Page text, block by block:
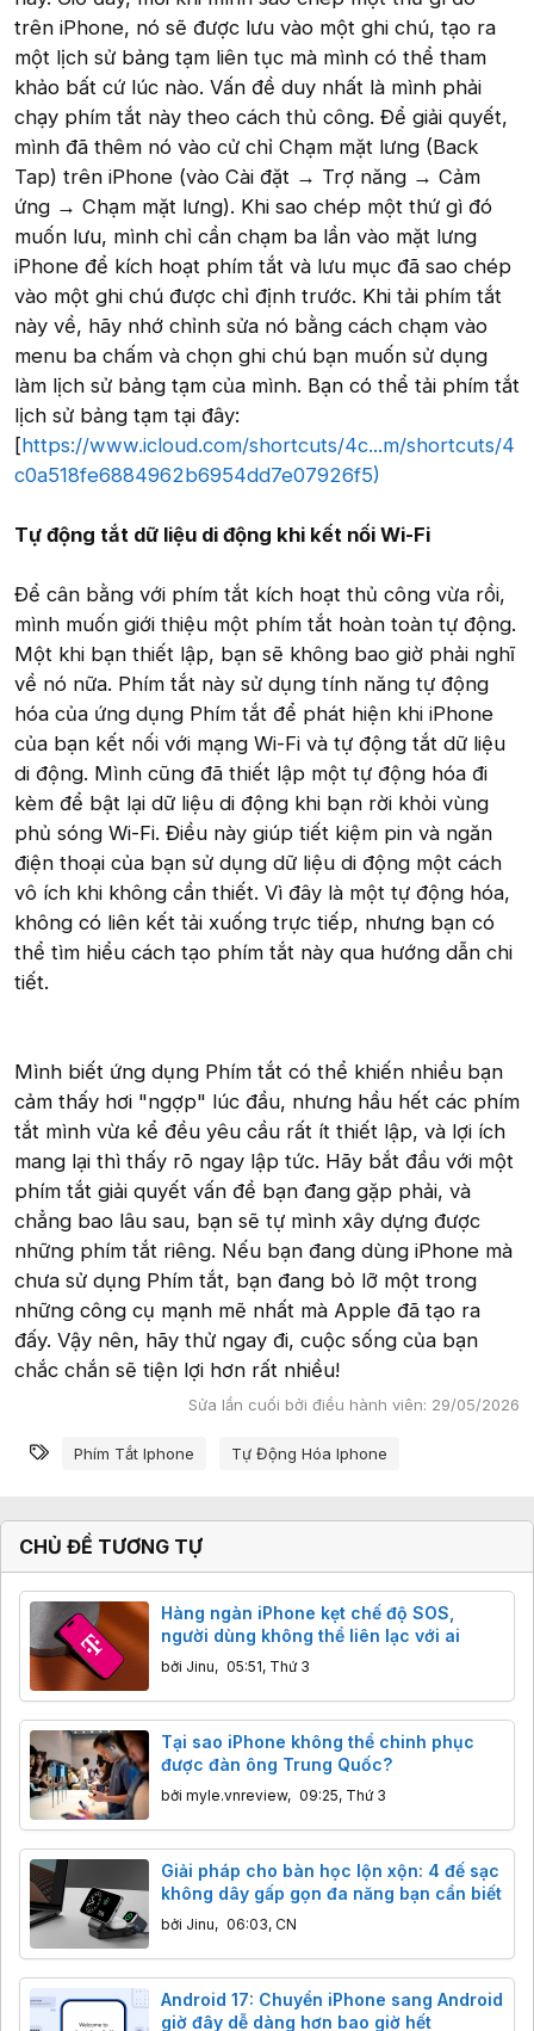
trên iPhone, nó sẽ được lưu vào một ghi chú, tạo ra
một lịch sử bảng tạm liên tục mà mình có thể tham
khảo bất cứ lúc nào. Vấn đề duy nhất là mình phải
chạy phím tắt này theo cách thủ công. Để giải quyết,
mình đã thêm nó vào cử chỉ Chạm mặt lưng (Back
Tap) trên iPhone (vào Cài đặt → Trợ năng → Cảm
ứng → Chạm mặt lưng). Khi sao chép một thứ gì đó
muốn lưu, mình chỉ cần chạm ba lần vào mặt lưng
iPhone để kích hoạt phím tắt và lưu mục đã sao chép
vào một ghi chú được chỉ định trước. Khi tải phím tắt
này về, hãy nhớ chỉnh sửa nó bằng cách chạm vào
menu ba chấm và chọn ghi chú bạn muốn sử dụng
làm lịch sử bảng tạm của mình. Bạn có thể tải phím tắt
lịch sử bảng tạm tại đây:
[https://www.icloud.com/shortcuts/4c...m/shortcuts/4
c0a518fe6884962b6954dd7e07926f5)
Tự động tắt dữ liệu di động khi kết nối Wi-Fi
Để cân bằng với phím tắt kích hoạt thủ công vừa rồi,
mình muốn giới thiệu một phím tắt hoàn toàn tự động.
Một khi bạn thiết lập, bạn sẽ không bao giờ phải nghĩ
về nó nữa. Phím tắt này sử dụng tính năng tự động
hóa của ứng dụng Phím tắt để phát hiện khi iPhone
của bạn kết nối với mạng Wi-Fi và tự động tắt dữ liệu
di động. Mình cũng đã thiết lập một tự động hóa đi
kèm để bật lại dữ liệu di động khi bạn rời khỏi vùng
phủ sóng Wi-Fi. Điều này giúp tiết kiệm pin và ngăn
điện thoại của bạn sử dụng dữ liệu di động một cách
vô ích khi không cần thiết. Vì đây là một tự động hóa,
không có liên kết tải xuống trực tiếp, nhưng bạn có
thể tìm hiểu cách tạo phím tắt này qua hướng dẫn chi
tiết.
Mình biết ứng dụng Phím tắt có thể khiến nhiều bạn
cảm thấy hơi "ngợp" lúc đầu, nhưng hầu hết các phím
tắt mình vừa kể đều yêu cầu rất ít thiết lập, và lợi ích
mang lại thì thấy rõ ngay lập tức. Hãy bắt đầu với một
phím tắt giải quyết vấn đề bạn đang gặp phải, và
chẳng bao lâu sau, bạn sẽ tự mình xây dựng được
những phím tắt riêng. Nếu bạn đang dùng iPhone mà
chưa sử dụng Phím tắt, bạn đang bỏ lỡ một trong
những công cụ mạnh mẽ nhất mà Apple đã tạo ra
đấy. Vậy nên, hãy thử ngay đi, cuộc sống của bạn
chắc chắn sẽ tiện lợi hơn rất nhiều!
Sửa lần cuối bởi điều hành viên: 29/05/2026
Từ khóa
Phím Tắt Iphone Tự Động Hóa Iphone
CHỦ ĐỀ TƯƠNG TỰ
Hàng ngàn iPhone kẹt chế độ SOS,
người dùng không thể liên lạc với ai
bởi Jinu, 05:51, Thứ 3
Tại sao iPhone không thể chinh phục
được đàn ông Trung Quốc?
bởi myle.vnreview, 09:25, Thứ 3
Giải pháp cho bàn học lộn xộn: 4 đế sạc
không dây gấp gọn đa năng bạn cần biết
bởi Jinu, 06:03, CN
Android 17: Chuyển iPhone sang Android
giờ đây dễ dàng hơn bao giờ hết